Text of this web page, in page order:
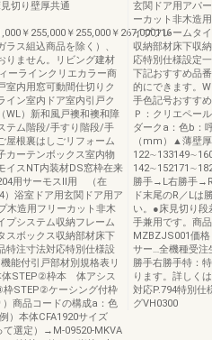
切り壁厚共通
￥255,000￥255,000￥267,000116
ス組込商品を除く）、
りません。リビング建材
ーラインクリエカラー商
室内用窓可動間仕切りク
イン室内ドア室内引戸ク
WL）新和風戸襖和襖和障
テム階段/手すり階段/手
屋根裏はしごリフォーム
カーテンボックス室内物
イスNT内装材DS窓枠在来
用サーモスⅡ用 （在
浴室ドア用玄関ドア用ア
木造用フリーカット非木
プシステム収納フレーム
スボックス収納部材床下
特注寸法対応特別仕様設
能付引戸部材別規格表リ
体STEP②枠本 体アシス
STEP②ケーシング付枠
商品コードの構成a：色
）本体CFA1920サイズ
て選定）→M-09520-MKVA
玄関ドア用アパ
ーカット非木造
イプフレームタ
収納部材床下収
応特別仕様設定
下記おすすめ品
的にできます。
手色記号おすす
Ｐ：クリエペー
ダークa：色b：
（mm）▲薄壁
勝手→L右勝手
ド末尾のR／L
い。●床見切り
手兼用です。商
MZBZJS001価
サー…全機種受注
勝手右勝手特：
ります。詳しく
対応P.794特別仕
グVH0300